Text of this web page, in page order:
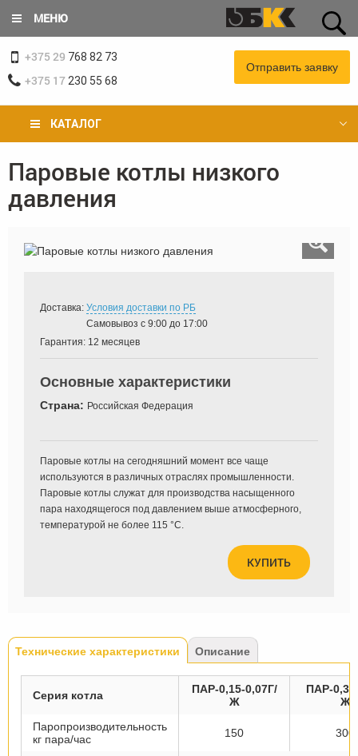
основному
содержанию
МЕНЮ
+375 29 768 82 73
+375 17 230 55 68
Отправить заявку
КАТАЛОГ
Вы
здесь
Паровые котлы низкого
давления
Доставка: Условия доставки по РБ
Самовывоз с 9:00 до 17:00
Гарантия: 12 месяцев
Основные характеристики
Страна: Российская Федерация
КУПИТЬ
Паровые котлы на сегодняшний момент все чаще
используются в различных отраслях промышленности.
Паровые котлы служат для производства насыщенного
пара находящегося под давлением выше атмосферного,
температурой не более 115 °С.
Tabs
Технические характеристики (активная
вкладка)
Описание
Серия котла
ПАР-0,15-0,07Г/
Ж
ПАР-0,3-
Ж
Паропроизводительность
кг пара/час
150 300